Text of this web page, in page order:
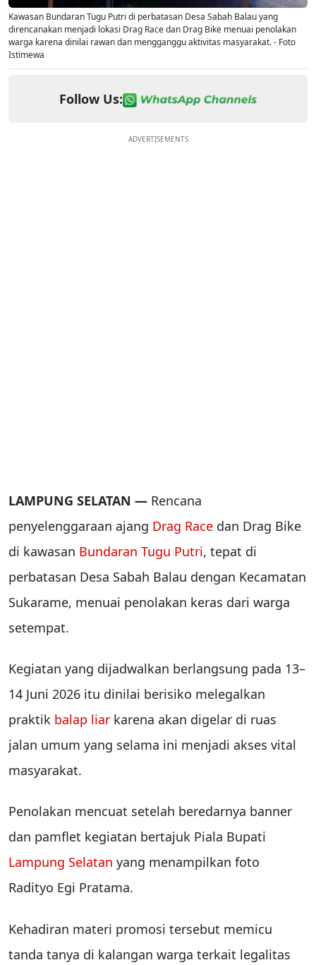
Kawasan Bundaran Tugu Putri di perbatasan Desa Sabah Balau yang
direncanakan menjadi lokasi Drag Race dan Drag Bike menuai penolakan
warga karena dinilai rawan dan mengganggu aktivitas masyarakat. - Foto
Istimewa
Follow Us:
ADVERTISEMENTS
LAMPUNG SELATAN — Rencana
penyelenggaraan ajang Drag Race dan Drag Bike
di kawasan Bundaran Tugu Putri, tepat di
perbatasan Desa Sabah Balau dengan Kecamatan
Sukarame, menuai penolakan keras dari warga
setempat.
Kegiatan yang dijadwalkan berlangsung pada 13–
14 Juni 2026 itu dinilai berisiko melegalkan
praktik balap liar karena akan digelar di ruas
jalan umum yang selama ini menjadi akses vital
masyarakat.
Penolakan mencuat setelah beredarnya banner
dan pamflet kegiatan bertajuk Piala Bupati
Lampung Selatan yang menampilkan foto
Radityo Egi Pratama.
Kehadiran materi promosi tersebut memicu
tanda tanya di kalangan warga terkait legalitas